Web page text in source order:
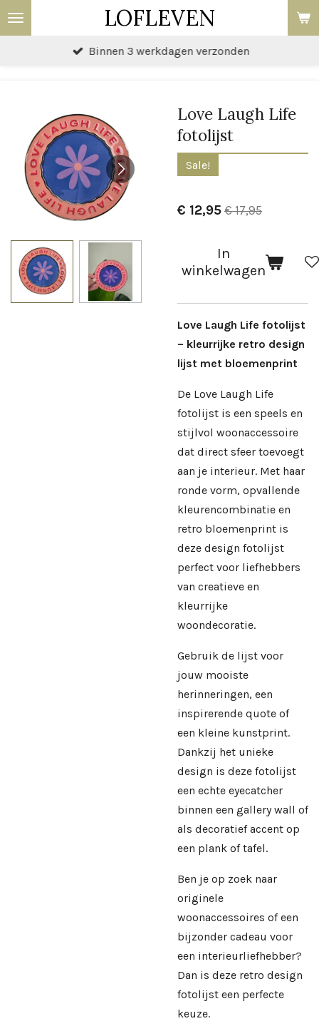
Ga
direct
LOFLEVEN
Binnen 3 werkdagen verzonden
Love Laugh Life
fotolijst
Sale!
€ 12,95 € 17,95
In
winkelwagen
Love Laugh Life fotolijst
– kleurrijke retro design
lijst met bloemenprint
De Love Laugh Life
fotolijst is een speels en
stijlvol woonaccessoire
dat direct sfeer toevoegt
aan je interieur. Met haar
ronde vorm, opvallende
kleurencombinatie en
retro bloemenprint is
deze design fotolijst
perfect voor liefhebbers
van creatieve en
kleurrijke
woondecoratie.
Gebruik de lijst voor
jouw mooiste
herinneringen, een
inspirerende quote of
een kleine kunstprint.
Dankzij het unieke
design is deze fotolijst
een echte eyecatcher
binnen een gallery wall of
als decoratief accent op
een plank of tafel.
Ben je op zoek naar
originele
woonaccessoires of een
bijzonder cadeau voor
een interieurliefhebber?
Dan is deze retro design
fotolijst een perfecte
keuze.